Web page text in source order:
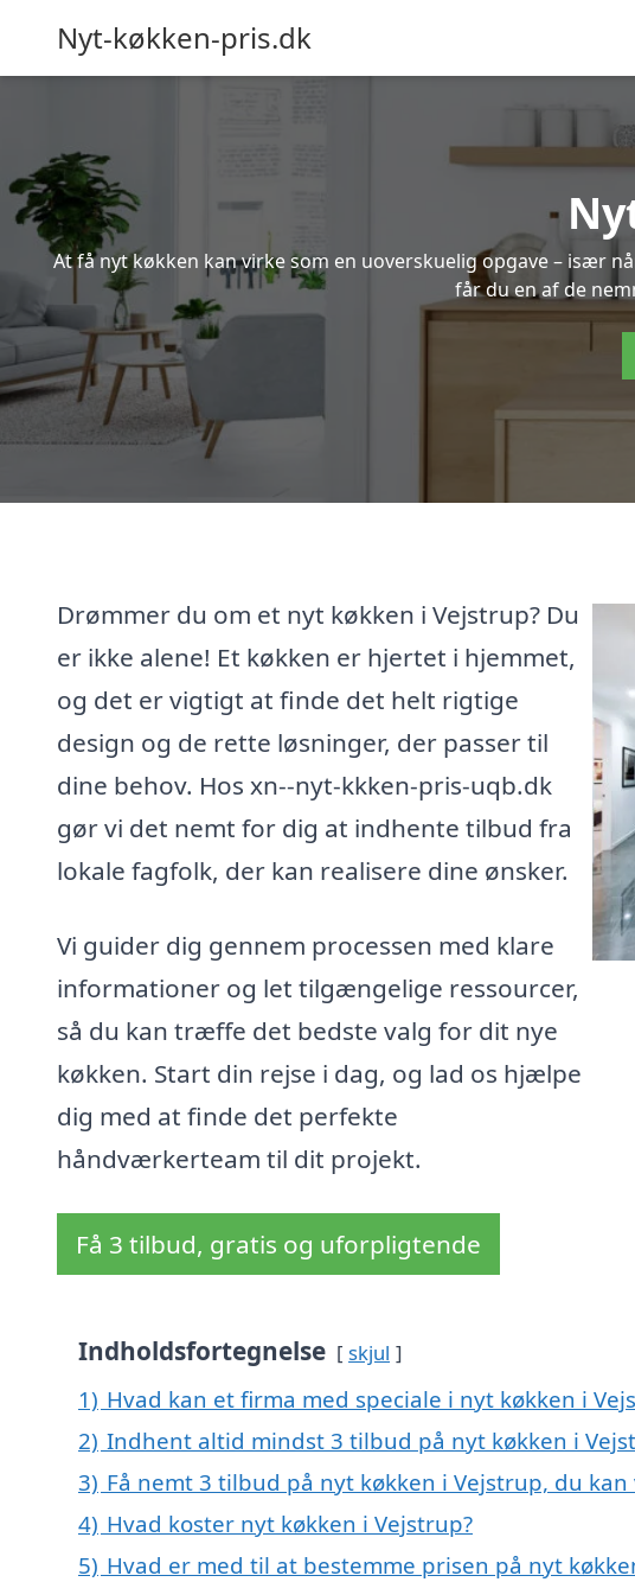
Nyt-køkken-pris.dk
At få nyt køkken kan virke som en uoverskuelig opgave – især
får du en af de
Drømmer du om et nyt køkken i Vejstrup? Du
er ikke alene! Et køkken er hjertet i hjemmet,
og det er vigtigt at finde det helt rigtige
design og de rette løsninger, der passer til
dine behov. Hos xn--nyt-kkken-pris-uqb.dk
gør vi det nemt for dig at indhente tilbud fra
lokale fagfolk, der kan realisere dine ønsker.
Vi guider dig gennem processen med klare
informationer og let tilgængelige ressourcer,
så du kan træffe det bedste valg for dit nye
køkken. Start din rejse i dag, og lad os hjælpe
dig med at finde det perfekte
håndværkerteam til dit projekt.
Få 3 tilbud, gratis og uforpligtende
Indholdsfortegnelse skjul
1) Hvad kan et firma med speciale i nyt køkken i
2) Indhent altid mindst 3 tilbud på nyt køkken i
3) Få nemt 3 tilbud på nyt køkken i Vejstrup, du
4) Hvad koster nyt køkken i Vejstrup?
5) Hvad er med til at bestemme prisen på nyt